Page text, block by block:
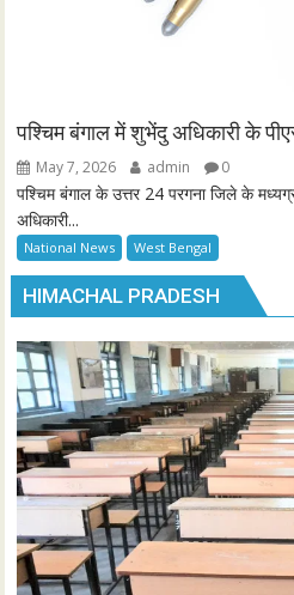
पश्चिम बंगाल में शुभेंदु अधिकारी के
May 7, 2026 admin 0
पश्चिम बंगाल के उत्तर 24 परगना जिले के
अधिकारी...
National News West Bengal
HIMACHAL PRADESH